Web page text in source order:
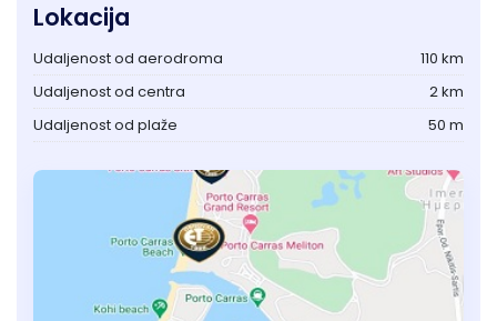
Lokacija
Udaljenost od aerodroma
110 km
Udaljenost od centra
2 km
Udaljenost od plaže
50 m